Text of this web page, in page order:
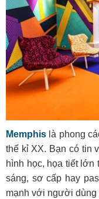
Memphis là phong
thế kỉ XX. Bạn có tin
hình học, họa tiết lớn
sáng, sơ cấp hay
mạnh với người dùng